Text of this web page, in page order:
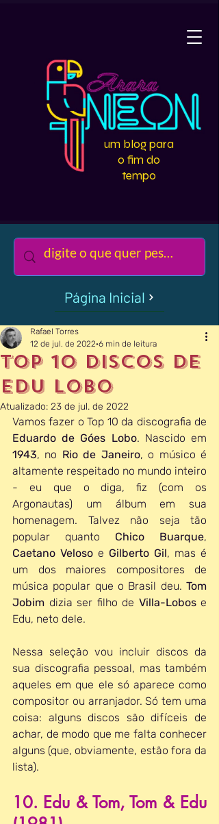
um blog para
o fim do
tempo
Página Inicial
Top 10 Discos de
Edu Lobo
Rafael Torres
12 de jul. de 2022 6 min de leitura
Atualizado: 23 de jul. de 2022
Eduardo de Góes Lobo
1943, no Rio de Janeiro, o músico é
altamente respeitado no mundo inteiro
- eu que o diga, fiz (com os
Argonautas) um álbum em sua
homenagem. Talvez não seja tão
popular quanto Chico Buarque
Caetano Veloso e Gilberto Gil, mas é
um dos maiores compositores de
música popular que o Brasil deu. Tom
Jobim dizia ser filho de Villa-Lobos e
Edu, neto dele.
Nessa seleção vou incluir discos da
sua discografia pessoal, mas também
aqueles em que ele só aparece como
compositor ou arranjador. Só tem uma
coisa: alguns discos são difíceis de
achar, de modo que me falta conhecer
alguns (que, obviamente, estão fora da
lista).
10. Edu & Tom, Tom & Edu